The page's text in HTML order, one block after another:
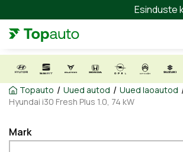
Esinduste
Topauto / Uued autod / Uued laoautod
Hyundai i30 Fresh Plus 1.0, 74 kW
Mark